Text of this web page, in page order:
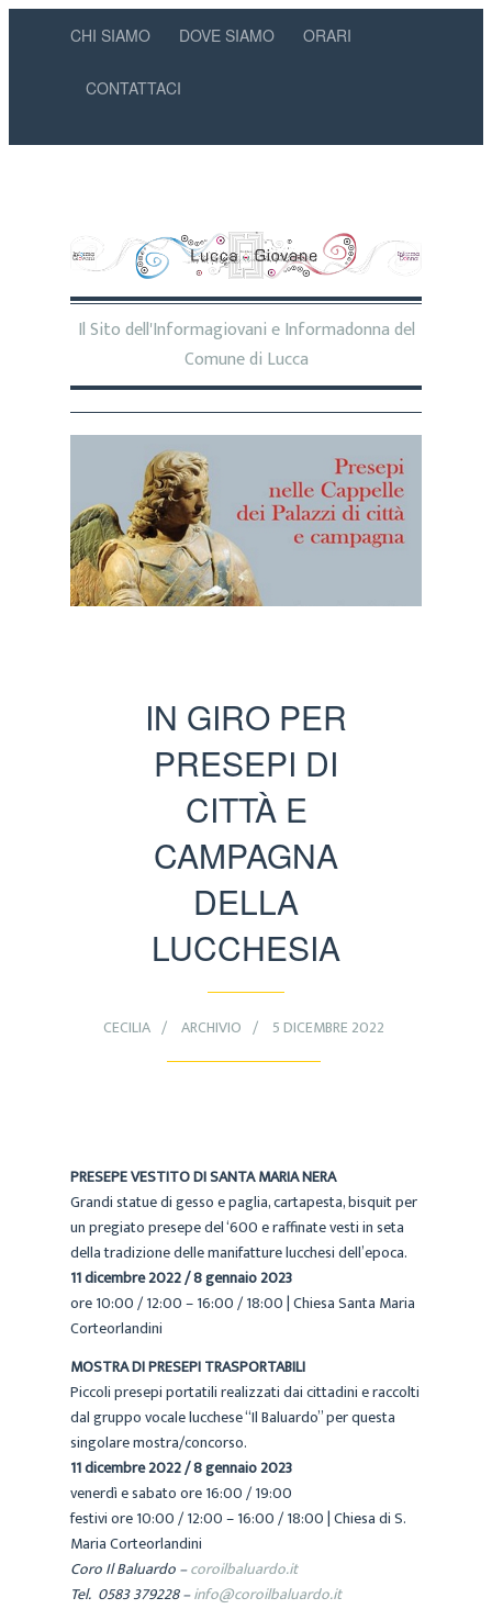
CHI SIAMO DOVE SIAMO ORARI
CONTATTACI
Il Sito dell'Informagiovani e Informadonna del
Comune di Lucca
IN GIRO PER
PRESEPI DI
CITTÀ E
CAMPAGNA
DELLA
LUCCHESIA
CECILIA ARCHIVIO 5 DICEMBRE 2022
PRESEPE VESTITO DI SANTA MARIA NERA
Grandi statue di gesso e paglia, cartapesta, bisquit per
un pregiato presepe del ‘600 e raffinate vesti in seta
della tradizione delle manifatture lucchesi dell’epoca.
11 dicembre 2022 / 8 gennaio 2023
ore 10:00 / 12:00 – 16:00 / 18:00 | Chiesa Santa Maria
Corteorlandini
MOSTRA DI PRESEPI TRASPORTABILI
Piccoli presepi portatili realizzati dai cittadini e raccolti
dal gruppo vocale lucchese “Il Baluardo” per questa
singolare mostra/concorso.
11 dicembre 2022 / 8 gennaio 2023
venerdì e sabato ore 16:00 / 19:00
festivi ore 10:00 / 12:00 – 16:00 / 18:00 | Chiesa di S.
Maria Corteorlandini
Coro Il Baluardo –coroilbaluardo.it
Tel. 0583 379228 –info@coroilbaluardo.it